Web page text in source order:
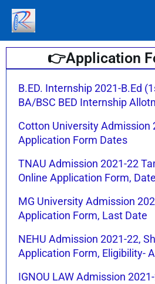
Skip
content
👉Application
B.ED. Internship 2021-B.Ed
BA/BSC BED Internship
Cotton University Admission
Application Form Dates
TNAU Admission 2021-22
Online Application Form,
MG University Admission
Application Form, Last Date
NEHU Admission 2021-22,
Application Form, Eligibility-
IGNOU LAW Admission
Page Page